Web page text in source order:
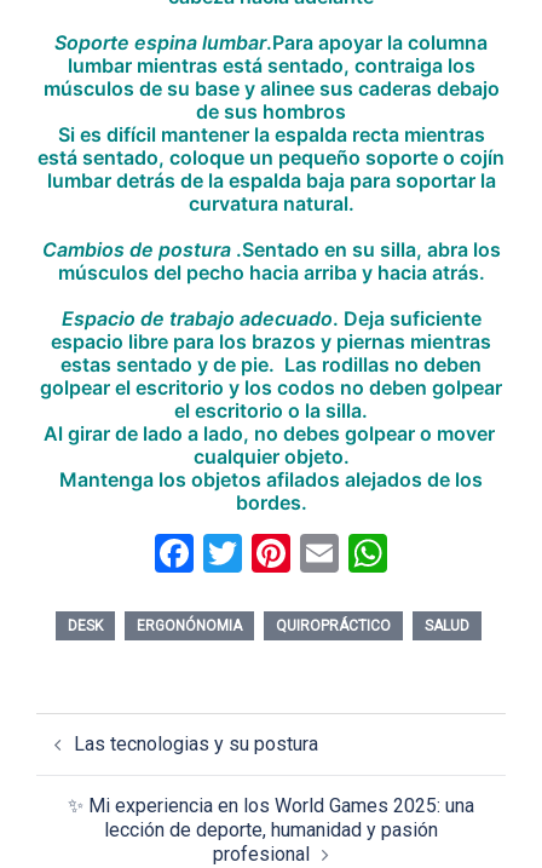
Soporte espina lumbar.Para apoyar la columna
lumbar mientras está sentado, contraiga los
músculos de su base y alinee sus caderas debajo
de sus hombros
Si es difícil mantener la espalda recta mientras
está sentado, coloque un pequeño soporte o cojín
lumbar detrás de la espalda baja para soportar la
curvatura natural.
Cambios de postura .Sentado en su silla, abra los
músculos del pecho hacia arriba y hacia atrás.
Espacio de trabajo adecuado. Deja suficiente
espacio libre para los brazos y piernas mientras
estas sentado y de pie. Las rodillas no deben
golpear el escritorio y los codos no deben golpear
el escritorio o la silla.
Al girar de lado a lado, no debes golpear o mover
cualquier objeto.
Mantenga los objetos afilados alejados de los
bordes.
Facebook
Twitter
Pinterest
Email
DESK ERGONÓNOMIA QUIROPRÁCTICO SALUD
Navegación
de
entradas
Las tecnologias y su postura
✨ Mi experiencia en los World Games 2025: una
lección de deporte, humanidad y pasión
profesional